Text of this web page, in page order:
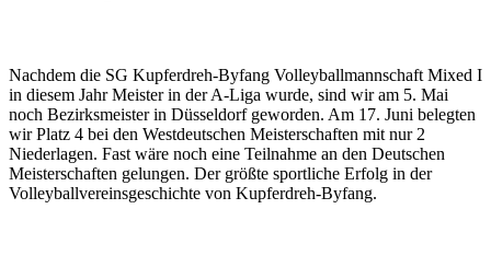
Nachdem die SG Kupferdreh-Byfang Volleyballmannschaft Mixed I
in diesem Jahr Meister in der A-Liga wurde, sind wir am 5. Mai
noch Bezirksmeister in Düsseldorf geworden. Am 17. Juni belegten
wir Platz 4 bei den Westdeutschen Meisterschaften mit nur 2
Niederlagen. Fast wäre noch eine Teilnahme an den Deutschen
Meisterschaften gelungen. Der größte sportliche Erfolg in der
Volleyballvereinsgeschichte von Kupferdreh-Byfang.